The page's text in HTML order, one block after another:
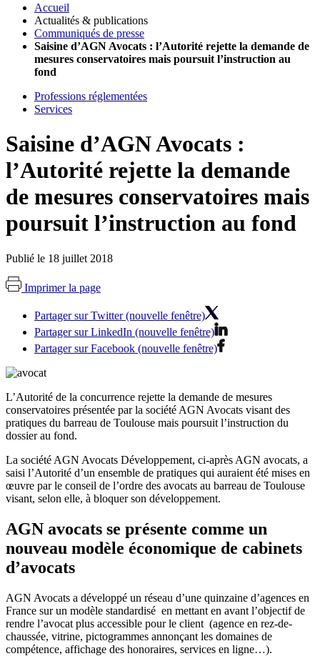
Accueil
Actualités & publications
Communiqués de presse
Saisine d’AGN Avocats : l’Autorité rejette la demande de
mesures conservatoires mais poursuit l’instruction au
fond
Professions réglementées
Services
Saisine d’AGN Avocats :
l’Autorité rejette la demande
de mesures conservatoires mais
poursuit l’instruction au fond
Publié le 18 juillet 2018
Imprimer la page
Partager sur Twitter (nouvelle fenêtre)
Partager sur LinkedIn (nouvelle fenêtre)
Partager sur Facebook (nouvelle fenêtre)
L’Autorité de la concurrence rejette la demande de mesures
conservatoires présentée par la société AGN Avocats visant des
pratiques du barreau de Toulouse mais poursuit l’instruction du
dossier au fond.
La société AGN Avocats Développement, ci-après AGN avocats, a
saisi l’Autorité d’un ensemble de pratiques qui auraient été mises en
œuvre par le conseil de l’ordre des avocats au barreau de Toulouse
visant, selon elle, à bloquer son développement.
AGN avocats se présente comme un
nouveau modèle économique de cabinets
d’avocats
AGN Avocats a développé un réseau d’une quinzaine d’agences en
France sur un modèle standardisé en mettant en avant l’objectif de
rendre l’avocat plus accessible pour le client (agence en rez-de-
chaussée, vitrine, pictogrammes annonçant les domaines de
compétence, affichage des honoraires, services en ligne…).